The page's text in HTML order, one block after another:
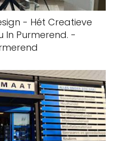
- Hét Creatieve
In Purmerend. -